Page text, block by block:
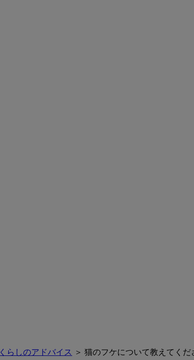
くらしのアドバイス ＞ 猫のフケについて教えてくだ